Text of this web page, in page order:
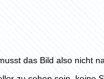
das Bild also nicht